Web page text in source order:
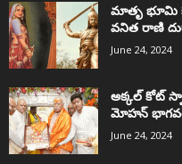
మాతృ భూమి
వనిత రాణి
June 24, 2024
అక్కల్‌ కోట్‌
మోహన్
June 24, 2024